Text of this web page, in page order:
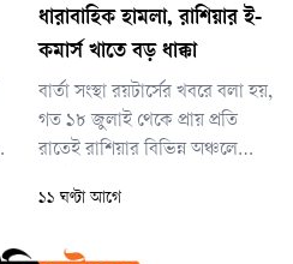
এবং যুক্তরাষ্ট্রের ইয়েল ও স্ট্যানফোর্ড
বিশ্ববিদ্যালয়ের মতো
ধারাবাহিক হামলা, রাশিয়ার ই-
কমার্স খাতে বড় ধাক্কা
বার্তা সংস্থা রয়টার্সের খবরে বলা হয়,
গত ১৮ জুলাই থেকে প্রায় প্রতি
রাতেই রাশিয়ার বিভিন্ন অঞ্চলে
হামলা হচ্ছে। এখন পর্যন্ত অন্তত
১১ ঘণ্টা আগে